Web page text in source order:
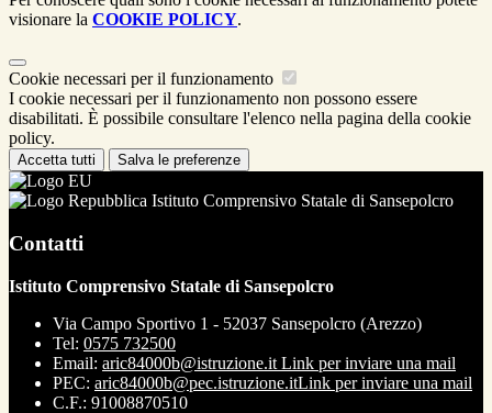
visionare la COOKIE POLICY.
Cookie necessari per il funzionamento
I cookie necessari per il funzionamento non possono essere
disabilitati. È possibile consultare l'elenco nella pagina della cookie
policy.
Accetta tutti Salva le preferenze
Istituto Comprensivo Statale di Sansepolcro
Contatti
Istituto Comprensivo Statale di Sansepolcro
Via Campo Sportivo 1 - 52037 Sansepolcro (Arezzo)
Tel: 0575 732500
Email: aric84000b@istruzione.it Link per inviare una mail
PEC: aric84000b@pec.istruzione.itLink per inviare una mail
C.F.: 91008870510